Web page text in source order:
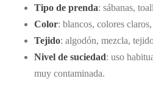
Tipo de prenda: sábanas,
Color: blancos, colores
Tejido: algodón, mezcla,
Nivel de suciedad: uso
muy contaminada.